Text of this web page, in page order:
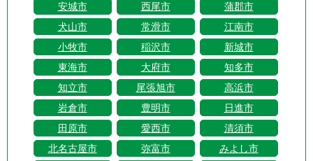
安城市
西尾市
蒲郡市
犬山市
常滑市
江南市
小牧市
稲沢市
新城市
東海市
大府市
知多市
知立市
尾張旭市
高浜市
岩倉市
豊明市
日進市
田原市
愛西市
清須市
北名古屋市
弥富市
みよし市